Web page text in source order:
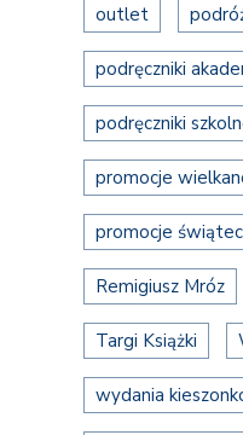
outlet
podręczniki
podręczniki
promocje
promocje
Remigiusz Mróz
Targi Książki
wydania